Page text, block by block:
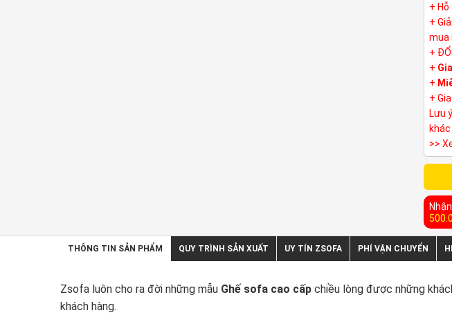
+
+
mua
+
+
+
+
Lưu
khác
>>
THÔNG TIN SẢN PHẨM QUY TRÌNH SẢN XUẤT UY TÍN ZSOFA PHÍ VẬN CHUYỂN
Zsofa luôn cho ra đời những mẫu Ghế sofa cao cấp chiều lòng được những
khách hàng.